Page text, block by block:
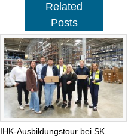
Related
Posts
IHK-Ausbildungstour bei SK